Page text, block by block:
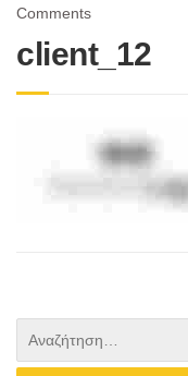
Comments
client_12